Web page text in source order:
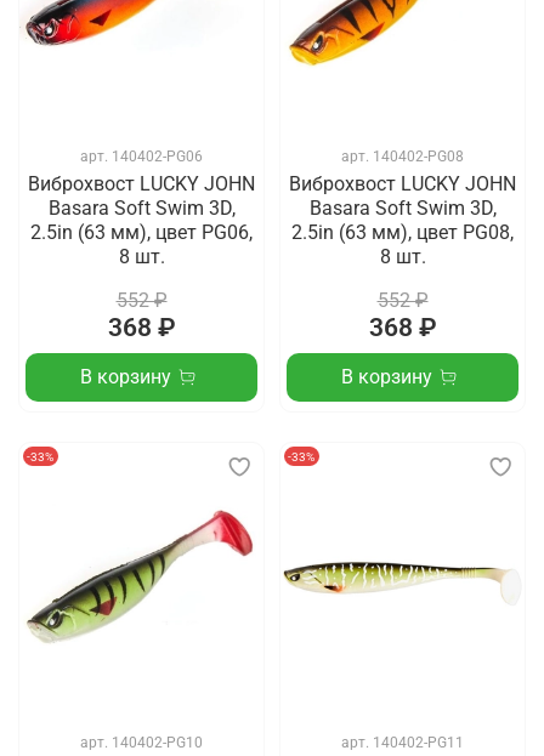
арт. 140402-PG06
Виброхвост LUCKY JOHN
Basara Soft Swim 3D,
2.5in (63 мм), цвет PG06,
8 шт.
552 ₽
368 ₽
В корзину
арт. 140402-PG08
Виброхвост LUCKY JOHN
Basara Soft Swim 3D,
2.5in (63 мм), цвет PG08,
8 шт.
552 ₽
368 ₽
В корзину
-33%
арт. 140402-PG10
-33%
арт. 140402-PG11